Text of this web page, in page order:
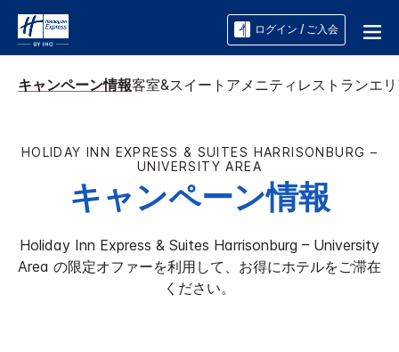
ログイン / ご入会
キャンペーン情報客室&スイート アメニティ レストランエ
HOLIDAY INN EXPRESS & SUITES HARRISONBURG –
UNIVERSITY AREA
キャンペーン情報
Holiday Inn Express & Suites Harrisonburg – University
Area の限定オファーを利用して、お得にホテルをご滞在
ください。